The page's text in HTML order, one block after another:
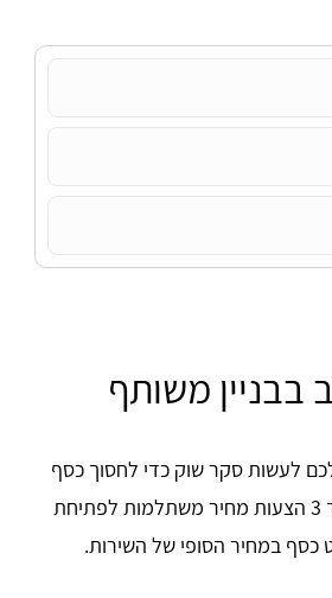
משותף
לעשות סקר שוק כדי לחסוך כסף
במחיר של השירות. שלחו את הפרטים שלכם כאן באתר ותקבלו עד 3 הצעות מחיר משתלמות לפתיחת
כסף במחיר הסופי של השירות.